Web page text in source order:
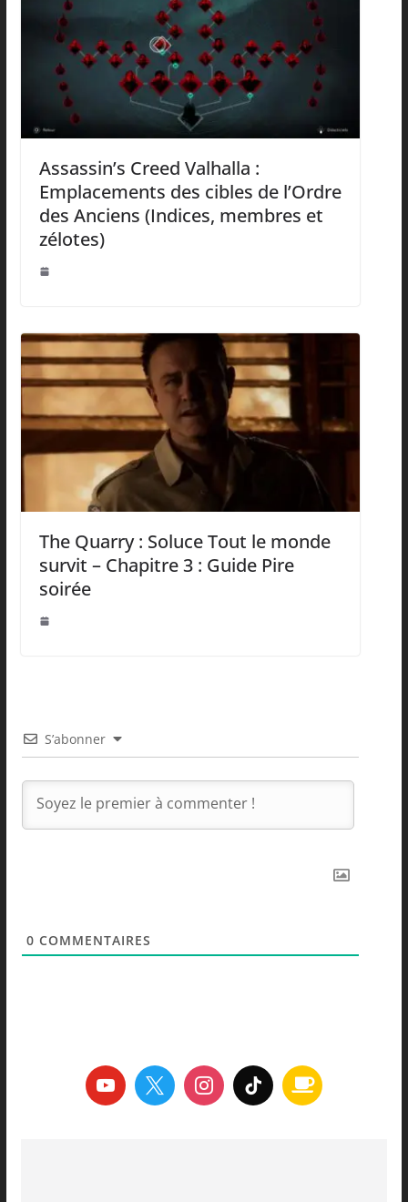
Assassin’s Creed Valhalla :
Emplacements des cibles de l’Ordre
des Anciens (Indices, membres et
zélotes)
The Quarry : Soluce Tout le monde
survit – Chapitre 3 : Guide Pire
soirée
S’abonner
0 COMMENTAIRES